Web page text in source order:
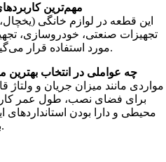
مهم‌ترین
این قطعه در لوازم خانگی
تجهیزات صنعتی، خودروسازی،
هوشمند و اینترنت اشیا (IoT) مورد استفاده قرار می‌گیرد.
چه عواملی در انتخاب
مواردی مانند میزان جریان و
برای فضای نصب، طول عمر
محیطی و دارا بودن استانداردهای
برای انتخاب بهترین گزینه هستند.